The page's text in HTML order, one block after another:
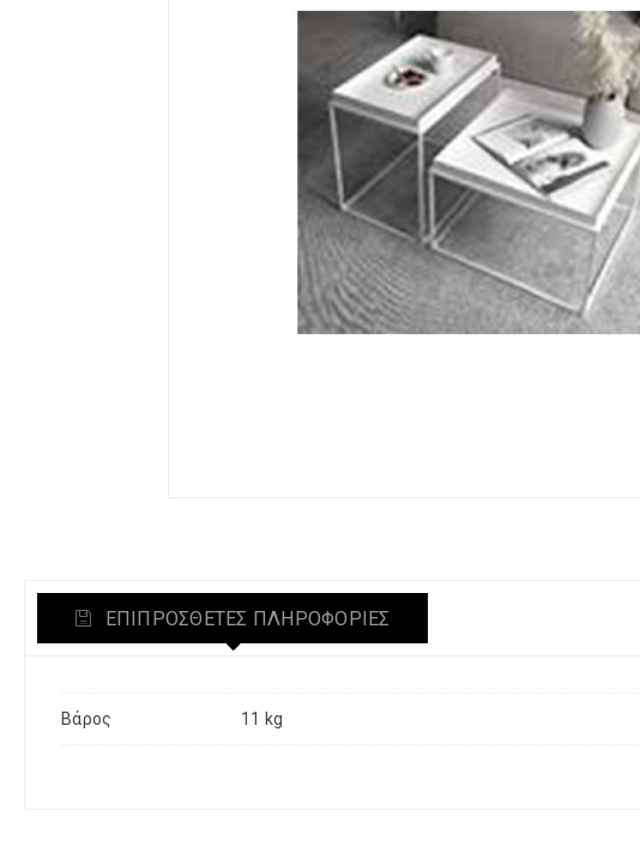
ΕΠΙΠΡΌΣΘΕΤΕΣ ΠΛΗΡΟΦΟΡΊΕΣ
Βάρος 11 kg